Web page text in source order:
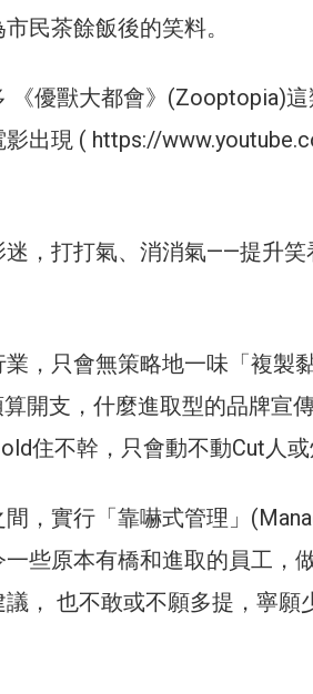
民茶餘飯後的笑料。
《優獸大都會》(Zooptopia)
出現 ( https://
，打打氣、消消氣——提升笑
，只會無策略地一味「複製
開支，什麼進取型的品牌宣
住不幹，只會動不動Cut人或
，實行「靠嚇式管理」
些原本有橋和進取的員工，
， 也不敢或不願多提，寧願